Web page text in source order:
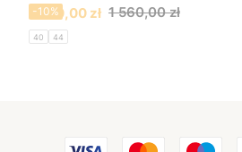
Cena promocyjna
1 400,00 zł 1 560,00 zł
-10%
40 44